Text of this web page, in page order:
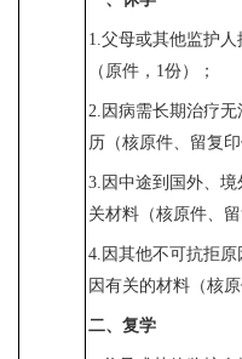
1.父母或其他监护人
（原件， 1份）；
2.因病需长期治疗
历（核原件、留复印
3.因中途到国外、
关材料（核原件、留
4.因其他不可抗拒
因有关的材料（核
二、复学